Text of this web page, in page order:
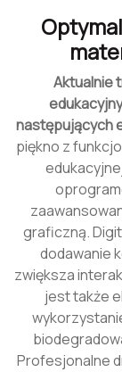
Aktualnie
następujących
piękno z
graficzną.
dodawanie
zwiększa
jest także
Profesjonalne